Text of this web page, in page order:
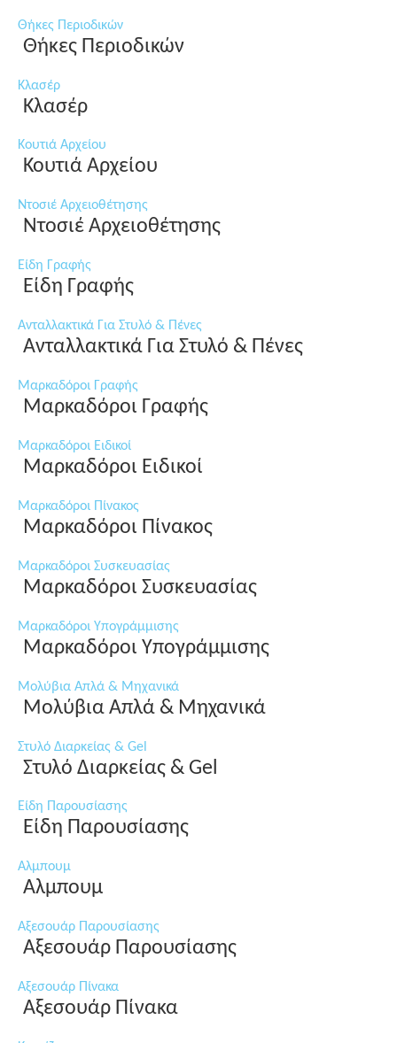
Θήκες Περιοδικών
Θήκες Περιοδικών
Κλασέρ
Κλασέρ
Κουτιά Αρχείου
Κουτιά Αρχείου
Ντοσιέ Αρχειοθέτησης
Ντοσιέ Αρχειοθέτησης
Είδη Γραφής
Είδη Γραφής
Ανταλλακτικά Για Στυλό & Πένες
Ανταλλακτικά Για Στυλό & Πένες
Μαρκαδόροι Γραφής
Μαρκαδόροι Γραφής
Μαρκαδόροι Ειδικοί
Μαρκαδόροι Ειδικοί
Μαρκαδόροι Πίνακος
Μαρκαδόροι Πίνακος
Μαρκαδόροι Συσκευασίας
Μαρκαδόροι Συσκευασίας
Μαρκαδόροι Υπογράμμισης
Μαρκαδόροι Υπογράμμισης
Μολύβια Απλά & Μηχανικά
Μολύβια Απλά & Μηχανικά
Στυλό Διαρκείας & Gel
Στυλό Διαρκείας & Gel
Είδη Παρουσίασης
Είδη Παρουσίασης
Αλμπουμ
Αλμπουμ
Αξεσουάρ Παρουσίασης
Αξεσουάρ Παρουσίασης
Αξεσουάρ Πίνακα
Αξεσουάρ Πίνακα